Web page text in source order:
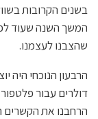
בשנים הקרובות
המשך השנה שעוד
שהצבנו לעצמנו.
הרבעון הנוכחי היה
הרחבנו את הקשרים